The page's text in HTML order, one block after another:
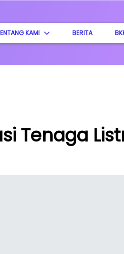
KAMI BERITA
Tenaga